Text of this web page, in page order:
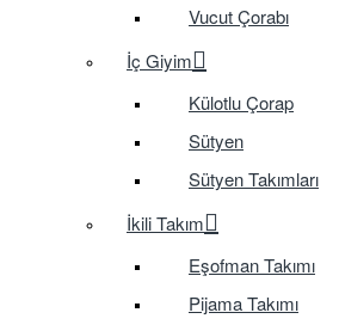
Vucut Çorabı
İç Giyim
Külotlu Çorap
Sütyen
Sütyen Takımları
İkili Takım
Eşofman Takımı
Pijama Takımı